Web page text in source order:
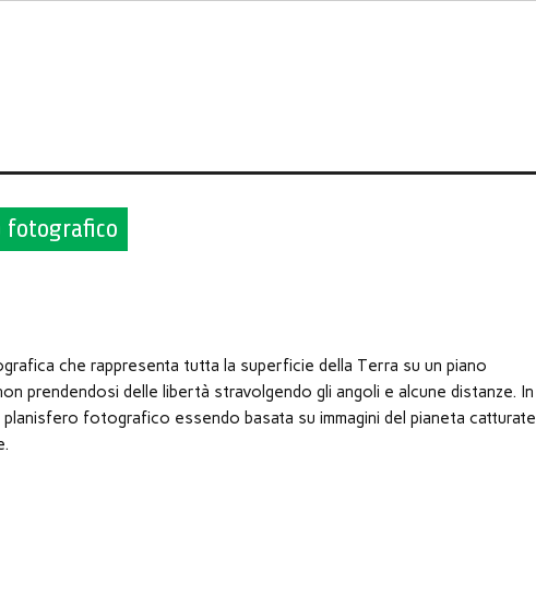
fotografico
che rappresenta tutta la superficie della Terra su un piano
prendendosi delle libertà stravolgendo gli angoli e alcune distanze. In
fotografico essendo basata su immagini del pianeta catturate